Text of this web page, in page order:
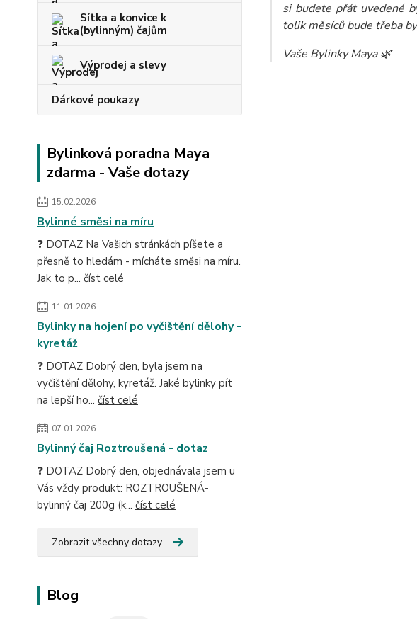
Sítka a konvice k
(bylinným) čajům
Výprodej a slevy
Dárkové poukazy
Bylinková poradna Maya
zdarma - Vaše dotazy
15.02.2026
Bylinné směsi na míru
❓ DOTAZ Na Vašich stránkách píšete a
přesně to hledám - mícháte směsi na míru.
Jak to p... číst celé
11.01.2026
Bylinky na hojení po vyčištění dělohy -
kyretáž
❓ DOTAZ Dobrý den, byla jsem na
vyčištění dělohy, kyretáž. Jaké bylinky pít
na lepší ho... číst celé
07.01.2026
Bylinný čaj Roztroušená - dotaz
❓ DOTAZ Dobrý den, objednávala jsem u
Vás vždy produkt: ROZTROUŠENÁ-
bylinný čaj 200g (k... číst celé
Zobrazit všechny dotazy
Blog
si budete přát uvedené
tolik měsíců bude třeba
Vaše Bylinky Maya 🌿